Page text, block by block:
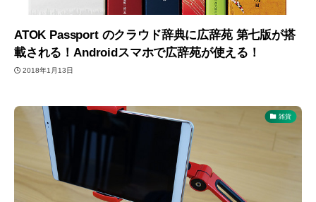
ATOK Passport のクラウド辞典に広辞苑 第七版が搭
載される！Androidスマホで広辞苑が使える！
2018年1月13日
雑貨